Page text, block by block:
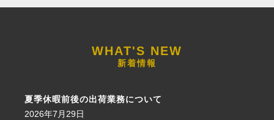
新着情報
夏季休暇前後の出荷業務について
2026年7月29日